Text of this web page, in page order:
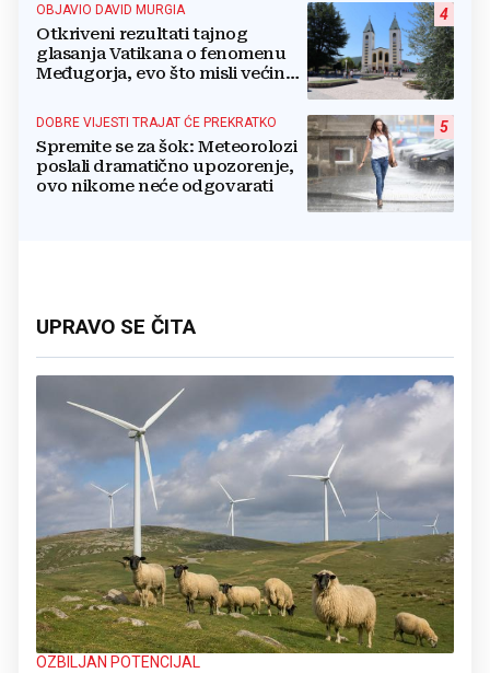
4
OBJAVIO DAVID MURGIA
Otkriveni rezultati tajnog
glasanja Vatikana o fenomenu
Međugorja, evo što misli većina
5
DOBRE VIJESTI TRAJAT ĆE PREKRATKO
Spremite se za šok: Meteorolozi
poslali dramatično upozorenje,
ovo nikome neće odgovarati
UPRAVO SE ČITA
OZBILJAN POTENCIJAL